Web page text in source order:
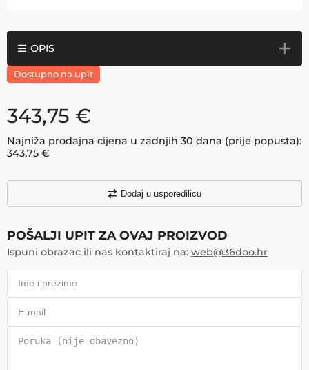
OPIS
Dostupno na upit
343,75 €
Najniža prodajna cijena u zadnjih 30 dana (prije popusta):
343,75 €
Dodaj u usporedilicu
POŠALJI UPIT ZA OVAJ PROIZVOD
Ispuni obrazac ili nas kontaktiraj na: web@36doo.hr